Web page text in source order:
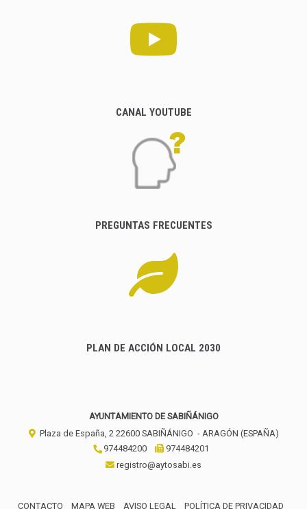
CANAL YOUTUBE
PREGUNTAS FRECUENTES
PLAN DE ACCIÓN LOCAL 2030
AYUNTAMIENTO DE SABIÑÁNIGO
Plaza de España, 2 22600 SABIÑÁNIGO - ARAGÓN (ESPAÑA)
974484200
974484201
registro@aytosabi.es
CONTACTO MAPA WEB AVISO LEGAL POLÍTICA DE PRIVACIDAD